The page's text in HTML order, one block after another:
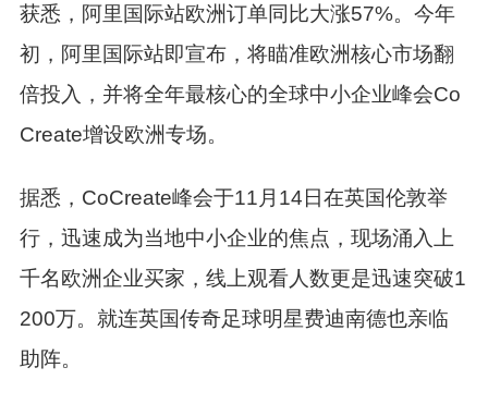
获悉，阿里国际站欧洲订单同比大涨57%。今年
初，阿里国际站即宣布，将瞄准欧洲核心市场翻
倍投入，并将全年最核心的全球中小企业峰会Co
Create增设欧洲专场。
据悉，CoCreate峰会于11月14日在英国伦敦举
行，迅速成为当地中小企业的焦点，现场涌入上
千名欧洲企业买家，线上观看人数更是迅速突破1
200万。就连英国传奇足球明星费迪南德也亲临
助阵。